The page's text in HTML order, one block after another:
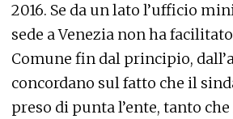
2016. Se da un lato l’ufficio
sede a Venezia non ha
Comune fin dal principio,
concordano sul fatto che il
preso di punta l’ente, tanto